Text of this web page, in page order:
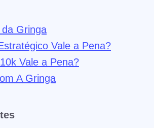
Gringa
Vale a Pena?
Vale a Pena?
A Gringa